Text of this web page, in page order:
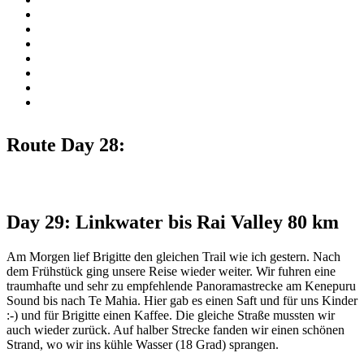
Route Day 28:
Day 29: Linkwater bis Rai Valley 80 km
Am Morgen lief Brigitte den gleichen Trail wie ich gestern. Nach
dem Frühstück ging unsere Reise wieder weiter. Wir fuhren eine
traumhafte und sehr zu empfehlende Panoramastrecke am Kenepuru
Sound bis nach Te Mahia. Hier gab es einen Saft und für uns Kinder
:-) und für Brigitte einen Kaffee. Die gleiche Straße mussten wir
auch wieder zurück. Auf halber Strecke fanden wir einen schönen
Strand, wo wir ins kühle Wasser (18 Grad) sprangen.